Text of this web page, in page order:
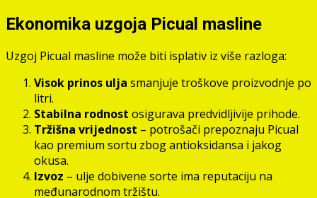
Ekonomika uzgoja Picual masline
Uzgoj Picual masline može biti isplativ iz više razloga:
Visok prinos ulja smanjuje troškove proizvodnje po
litri.
Stabilna rodnost osigurava predvidljivije prihode.
Tržišna vrijednost – potrošači prepoznaju Picual
kao premium sortu zbog antioksidansa i jakog
okusa.
Izvoz – ulje dobivene sorte ima reputaciju na
međunarodnom tržištu.